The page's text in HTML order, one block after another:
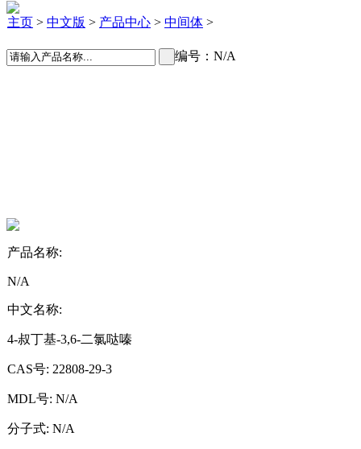
主页 > 中文版 > 产品中心 > 中间体 >
编号：N/A
产品名称:
N/A
中文名称:
4-叔丁基-3,6-二氯哒嗪
CAS号: 22808-29-3
MDL号: N/A
分子式: N/A